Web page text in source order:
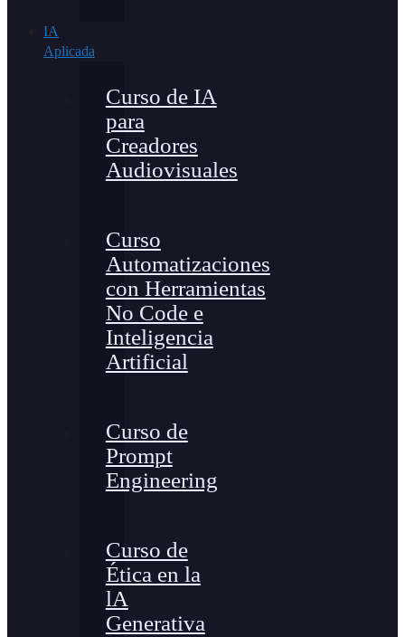
IA
Aplicada
Curso de IA
para
Creadores
Audiovisuales
Curso
Automatizaciones
con Herramientas
No Code e
Inteligencia
Artificial
Curso de
Prompt
Engineering
Curso de
Ética en la
lA
Generativa